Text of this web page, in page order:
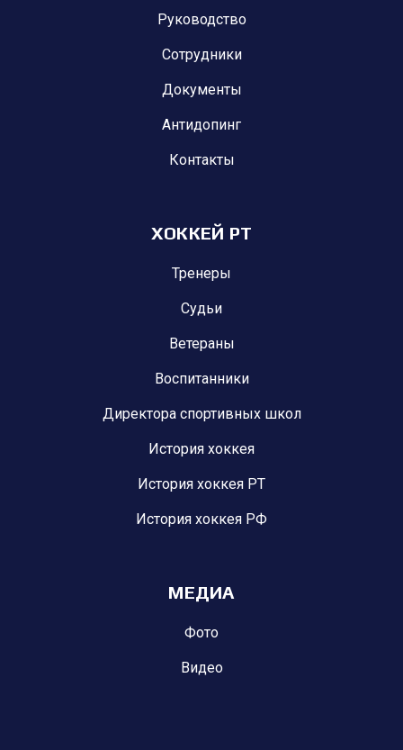
Руководство
Сотрудники
Документы
Антидопинг
Контакты
ХОККЕЙ РТ
Тренеры
Судьи
Ветераны
Воспитанники
Директора спортивных школ
История хоккея
История хоккея РТ
История хоккея РФ
МЕДИА
Фото
Видео